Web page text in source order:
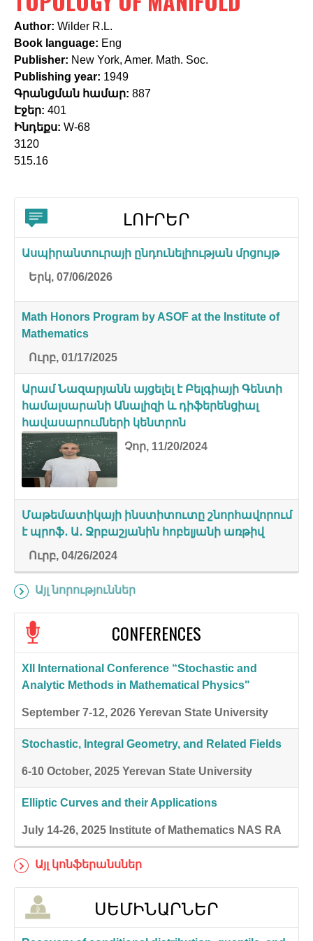
h
f
o
r
m
Author: Wilder R.L.
Book language: Eng
Publisher: New York, Amer. Math. Soc.
Publishing year: 1949
Գրանցման համար: 887
Էջեր: 401
Ինդեքս: W-68
3120
515.16
ԼՈՒՐԵՐ
Ասպիրանտուրայի ընդունելիության մրցույթ
Երկ, 07/06/2026
Math Honors Program by ASOF at the Institute of
Mathematics
Ուրբ, 01/17/2025
Արամ Նազարյանն այցելել է Բելգիայի Գենտի
համալսարանի Անալիզի և դիֆերենցիալ
հավասարումների կենտրոն
Չոր, 11/20/2024
Մաթեմատիկայի ինստիտուտը շնորհավորում
է պրոֆ․ Ա․ Ջրբաշյանին հոբելյանի առթիվ
Ուրբ, 04/26/2024
Այլ նորություններ
CONFERENCES
XII International Conference “Stochastic and
Analytic Methods in Mathematical Physics"
September 7-12, 2026 Yerevan State University
Stochastic, Integral Geometry, and Related Fields
6-10 October, 2025 Yerevan State University
Elliptic Curves and their Applications
July 14-26, 2025 Institute of Mathematics NAS RA
Այլ կոնֆերանսներ
ՍԵՄԻՆԱՐՆԵՐ